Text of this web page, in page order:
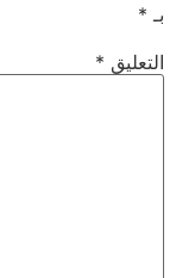
بـ *
التعليق *